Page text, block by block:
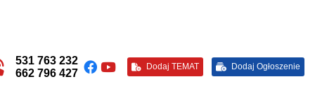
531 763 232
662 796 427
Dodaj TEMAT Dodaj Ogłoszenie